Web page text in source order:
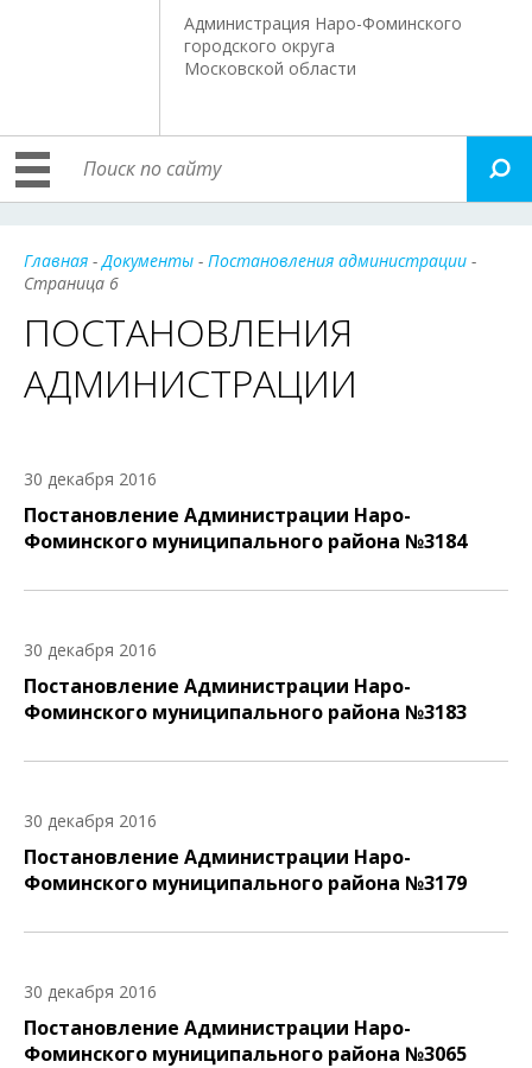
Администрация Наро-Фоминского
городского округа
Московской области
Главная -Документы - Постановления администрации -
Страница 6
ПОСТАНОВЛЕНИЯ
АДМИНИСТРАЦИИ
30 декабря 2016
Постановление Администрации Наро-
Фоминского муниципального района №3184
30 декабря 2016
Постановление Администрации Наро-
Фоминского муниципального района №3183
30 декабря 2016
Постановление Администрации Наро-
Фоминского муниципального района №3179
30 декабря 2016
Постановление Администрации Наро-
Фоминского муниципального района №3065